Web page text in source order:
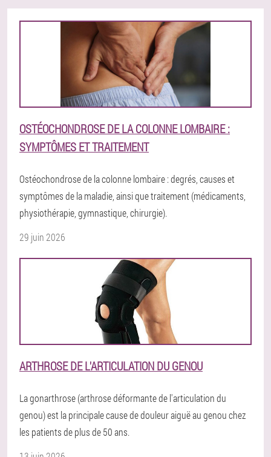
OSTÉOCHONDROSE DE LA COLONNE LOMBAIRE :
SYMPTÔMES ET TRAITEMENT
Ostéochondrose de la colonne lombaire : degrés, causes et
symptômes de la maladie, ainsi que traitement (médicaments,
physiothérapie, gymnastique, chirurgie).
29 juin 2026
ARTHROSE DE L'ARTICULATION DU GENOU
La gonarthrose (arthrose déformante de l'articulation du
genou) est la principale cause de douleur aiguë au genou chez
les patients de plus de 50 ans.